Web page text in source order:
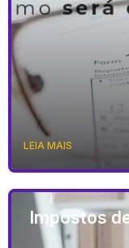
LEIA MAIS
Impostos